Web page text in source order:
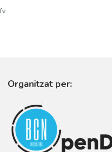
fv
Organitzat per: